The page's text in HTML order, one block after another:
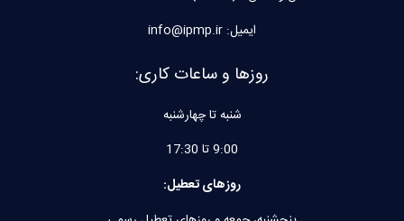
ایمیل: info@ipmp.ir
روزها و ساعات کاری:
شنبه تا چهارشنبه
9:00 تا 17:30
روزهای تعطیل: